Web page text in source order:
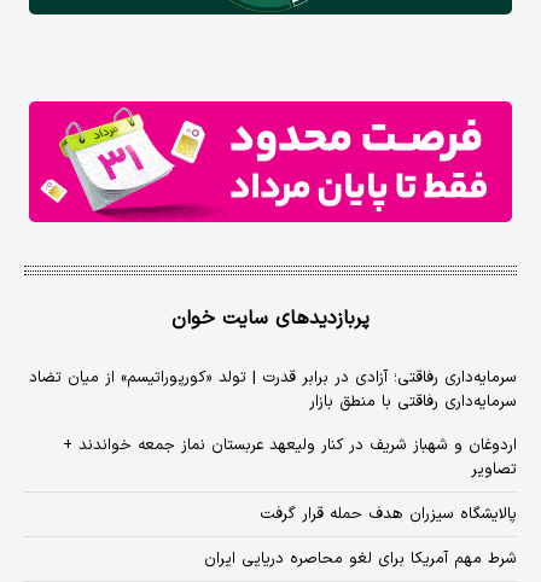
پربازدیدهای سایت خوان
سرمایه‌داری رفاقتی؛ آزادی در برابر قدرت | تولد «کورپوراتیسم» از میان تضاد
سرمایه‌داری رفاقتی با منطق بازار
اردوغان و شهباز شریف در کنار ولیعهد عربستان نماز جمعه خواندند +
تصاویر
پالایشگاه سیزران هدف حمله قرار گرفت
شرط مهم آمریکا برای لغو محاصره دریایی ایران